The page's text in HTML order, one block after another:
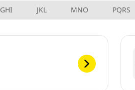
GHI JKL MNO PQRS